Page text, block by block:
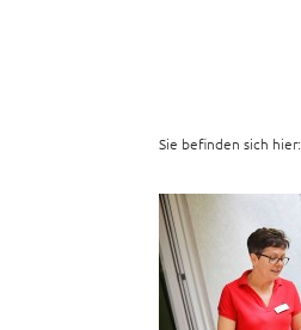
Sie befinden sich hier: